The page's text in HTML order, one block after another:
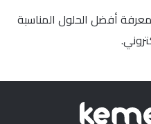
أفضل الحلول المناسبة